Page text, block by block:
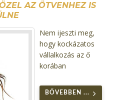
AZ ÖTVENHEZ IS
Nem ijeszti meg,
hogy kockázatos
vállalkozás az ő
korában
BŐVEBBEN ...